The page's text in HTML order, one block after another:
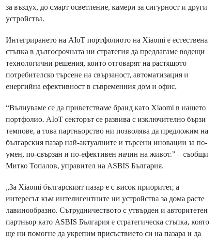
за въздух, до смарт осветление, камери за сигурност и други
устройства.
Интегрирането на АIoT портфолиото на Xiaomi е естествена
стъпка в дългосрочната ни стратегия да предлагаме водещи
технологични решения, които отговарят на растящото
потребителско търсене на свързаност, автоматизация и
енергийна ефективност в съвременния дом и офис.
“Вълнуваме се да приветстваме бранд като Xiaomi в нашето
портфолио. АIoT секторът се развива с изключително бързи
темпове, а това партньорство ни позволява да предложим на
българския пазар най-актуалните и търсени иновации за по-
умен, по-свързан и по-ефективен начин на живот.” – съобщи
Митко Топалов, управител на ASBIS България.
„За Xiaomi българският пазар е с висок приоритет, а
интересът към интелигентните ни устройства за дома расте
лавинообразно. Сътрудничеството с утвърден и авторитетен
партньор като ASBIS България е стратегическа стъпка, която
ще ни помогне да укрепим присъствието си на пазара и да